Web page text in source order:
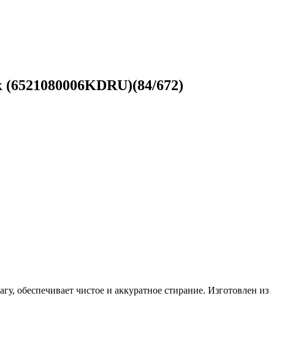
672)
обеспечивает чистое и аккуратное стирание. Изготовлен из